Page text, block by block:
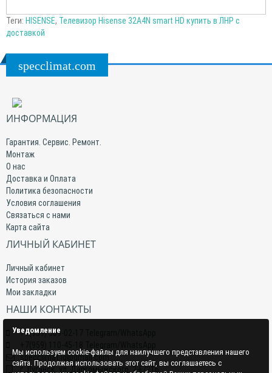
Теги: HISENSE, Телевизор Hisense 32A4N smart HD купить в ЛНР с
доставкой
specclimat.com
ИНФОРМАЦИЯ
Гарантия. Сервис. Ремонт.
Монтаж
О нас
Доставка и Оплата
Политика безопасности
Условия соглашения
Связаться с нами
Карта сайта
ЛИЧНЫЙ КАБИНЕТ
Личный кабинет
История заказов
Мои закладки
НАШИ КОНТАКТЫ
+7(959) 509-02-17 Telegram/WhatsApp
specclimat.lg@gmail.com
г. Луганск, ул. Даргомыжского, 2-Е/216
Уведомление
Мы используем cookie-файлы для наилучшего представления нашего
сайта. Продолжая использовать этот сайт, вы соглашаетесь с